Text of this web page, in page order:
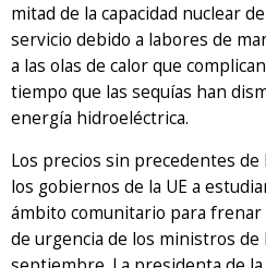
mitad de la capacidad nuclear
servicio debido a labores de
a las olas de calor que
tiempo que las sequías han
energía hidroeléctrica.
Los precios sin precedentes de
los gobiernos de la UE a
ámbito comunitario para frenar
de urgencia de los ministros de